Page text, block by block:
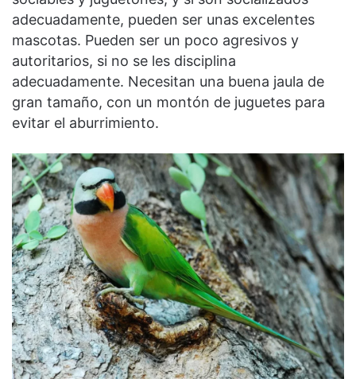
adecuadamente, pueden ser unas excelentes
mascotas. Pueden ser un poco agresivos y
autoritarios, si no se les disciplina
adecuadamente. Necesitan una buena jaula de
gran tamaño, con un montón de juguetes para
evitar el aburrimiento.